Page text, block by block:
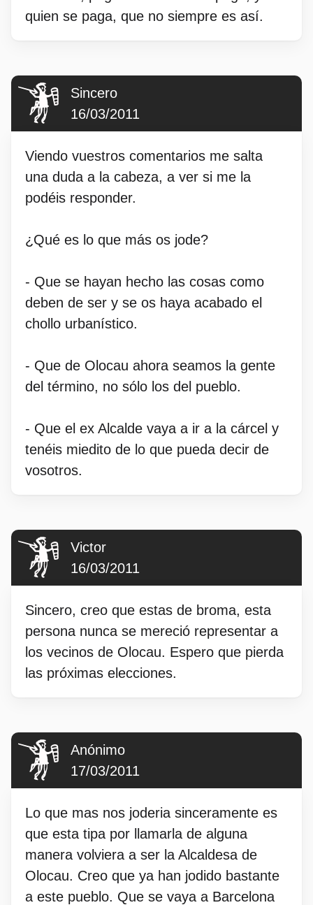
quien se paga, que no siempre es así.
Sincero
16/03/2011
Viendo vuestros comentarios me salta
una duda a la cabeza, a ver si me la
podéis responder.
¿Qué es lo que más os jode?
- Que se hayan hecho las cosas como
deben de ser y se os haya acabado el
chollo urbanístico.
- Que de Olocau ahora seamos la gente
del término, no sólo los del pueblo.
- Que el ex Alcalde vaya a ir a la cárcel y
tenéis miedito de lo que pueda decir de
vosotros.
Victor
16/03/2011
Sincero, creo que estas de broma, esta
persona nunca se mereció representar a
los vecinos de Olocau. Espero que pierda
las próximas elecciones.
Anónimo
17/03/2011
Lo que mas nos joderia sinceramente es
que esta tipa por llamarla de alguna
manera volviera a ser la Alcaldesa de
Olocau. Creo que ya han jodido bastante
a este pueblo. Que se vaya a Barcelona